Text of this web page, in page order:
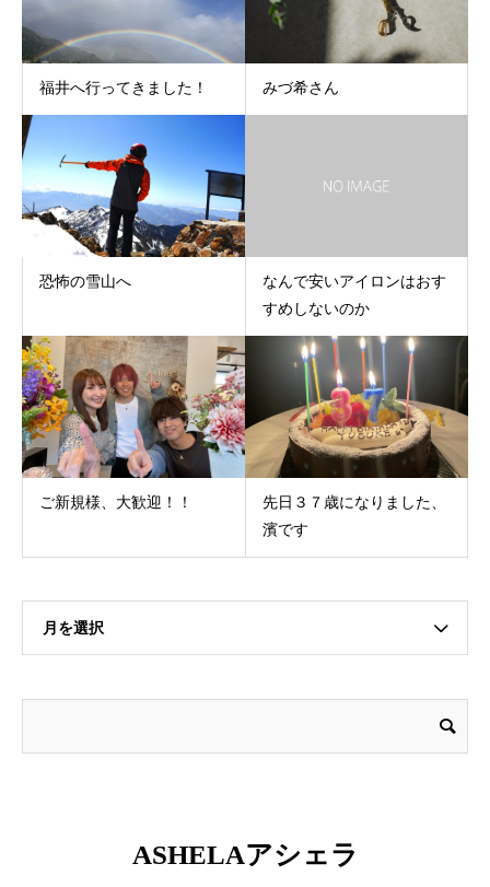
福井へ行ってきました！ みづ希さん
恐怖の雪山へ
なんで安いアイロンはおす
すめしないのか
ご新規様、大歓迎！！
先日３７歳になりました、
濱です
月を選択
ASHELAアシェラ